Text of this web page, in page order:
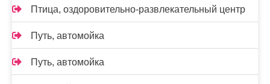
Птица, оздоровительно-развлекательный центр
Путь, автомойка
Путь, автомойка